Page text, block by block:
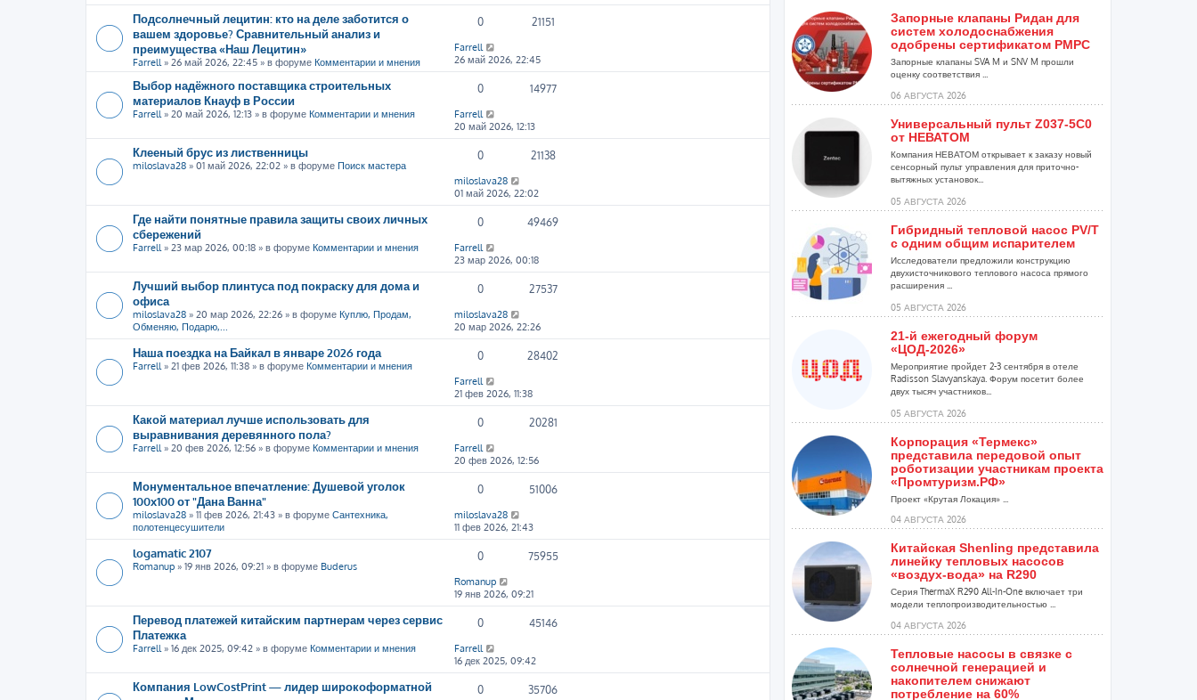
Подсолнечный лецитин: кто на деле заботится о
вашем здоровье? Сравнительный анализ и
преимущества «Наш Лецитин»
Farrell » 26 май 2026, 22:45 » в форуме Комментарии и мнения
0 21151
Farrell
26 май 2026, 22:45
Выбор надёжного поставщика строительных
материалов Кнауф в России
Farrell » 20 май 2026, 12:13 » в форуме Комментарии и мнения
0 14977
Farrell
20 май 2026, 12:13
Клееный брус из лиственницы
miloslava28 » 01 май 2026, 22:02 » в форуме Поиск мастера
0 21138
miloslava28
01 май 2026, 22:02
Где найти понятные правила защиты своих личных
сбережений
Farrell » 23 мар 2026, 00:18 » в форуме Комментарии и мнения
0 49469
Farrell
23 мар 2026, 00:18
Лучший выбор плинтуса под покраску для дома и
офиса
miloslava28 » 20 мар 2026, 22:26 » в форуме Куплю, Продам,
Обменяю, Подарю,...
0 27537
miloslava28
20 мар 2026, 22:26
Наша поездка на Байкал в январе 2026 года
Farrell » 21 фев 2026, 11:38 » в форуме Комментарии и мнения
0 28402
Farrell
21 фев 2026, 11:38
Какой материал лучше использовать для
выравнивания деревянного пола?
Farrell » 20 фев 2026, 12:56 » в форуме Комментарии и мнения
0 20281
Farrell
20 фев 2026, 12:56
Монументальное впечатление: Душевой уголок
100х100 от "Дана Ванна"
miloslava28 » 11 фев 2026, 21:43 » в форуме Сантехника,
полотенцесушители
0 51006
miloslava28
11 фев 2026, 21:43
logamatic 2107
Romanup » 19 янв 2026, 09:21 » в форуме Buderus
0 75955
Romanup
19 янв 2026, 09:21
Перевод платежей китайским партнерам через сервис
Платежка
Farrell » 16 дек 2025, 09:42 » в форуме Комментарии и мнения
0 45146
Farrell
16 дек 2025, 09:42
Компания LowCostPrint — лидер широкоформатной
0 35706
Запорные клапаны Ридан для
систем холодоснабжения
одобрены сертификатом РМРС
Запорные клапаны SVA M и SNV M прошли
оценку соответствия ...
06 АВГУСТА 2026
Универсальный пульт Z037-5C0
от НЕВАТОМ
Компания НЕВАТОМ открывает к заказу новый
сенсорный пульт управления для приточно-
вытяжных установок...
05 АВГУСТА 2026
Гибридный тепловой насос PV/T
с одним общим испарителем
Исследователи предложили конструкцию
двухисточникового теплового насоса прямого
расширения ...
05 АВГУСТА 2026
21-й ежегодный форум
«ЦОД-2026»
Мероприятие пройдет 2-3 сентября в отеле
Radisson Slavyanskaya. Форум посетит более
двух тысяч участников...
05 АВГУСТА 2026
Корпорация «Термекс»
представила передовой опыт
роботизации участникам проекта
«Промтуризм.РФ»
Проект «Крутая Локация» ...
04 АВГУСТА 2026
Китайская Shenling представила
линейку тепловых насосов
«воздух-вода» на R290
Серия ThermaX R290 All-In-One включает три
модели теплопроизводительностью ...
04 АВГУСТА 2026
Тепловые насосы в связке с
солнечной генерацией и
накопителем снижают
потребление на 60%